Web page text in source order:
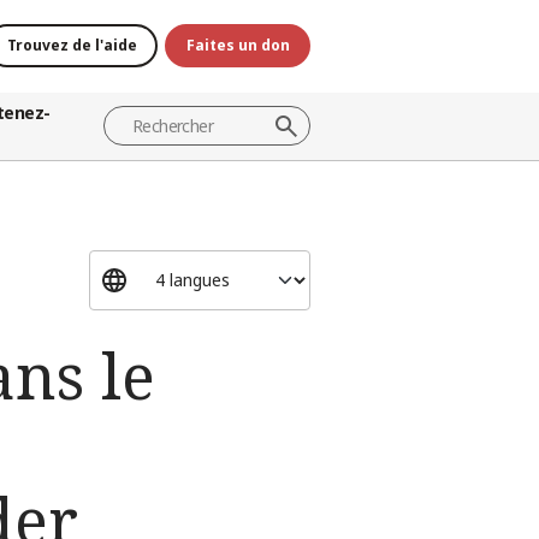
Trouvez de l'aide Faites un don
le